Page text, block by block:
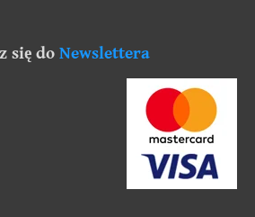
się do Newslettera